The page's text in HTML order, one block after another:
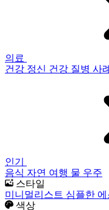
의료
건강 정신 건강 질병 사
인기
음식 자연 여행 물 우주
스타일
미니멀리스트 심플한
색상